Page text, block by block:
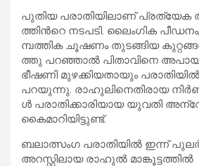
പു​തി​യ പ​രാ​തി​യി​ലാ​ണ്
ത്തി​ന്‍റെ ന​ട​പ​ടി. ലൈം​ഗി​ക
മ്പ​ത്തി​ക ചൂ​ഷ​ണം തു​ട​ങ്ങി​യ
ത്തു പ​റ​ഞ്ഞാ​ൽ പി​താ​വി​നെ
ഭീ​ഷ​ണി മു​ഴ​ക്കി​യ​താ​യും പ​രാ​തി​യി​ല്‍
പ​റ​യു​ന്നു. രാ​ഹു​ലി​നെ​തി​രാ​യ
ള്‍ പ​രാ​തി​ക്കാ​രി​യാ​യ യു​വ​തി
കൈ​മാ​റി​യി​ട്ടു​ണ്ട്.
ബലാത്സംഗ പരാതിയിൽ ഇന്ന്
അറസ്റ്റിലായ രാഹുൽ മാങ്കൂട്ടത്തിൽ